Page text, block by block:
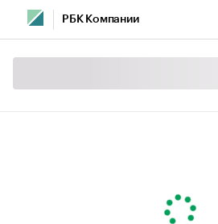
РБК Компании